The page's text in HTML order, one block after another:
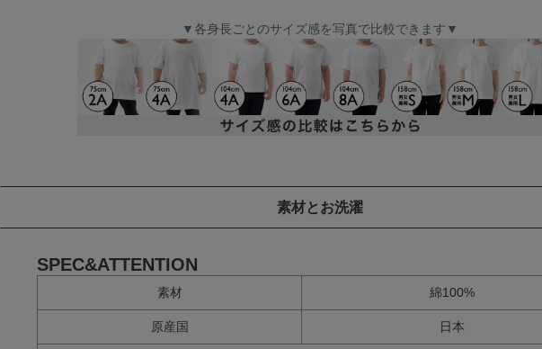
▼各身長ごとのサイズ感を写真で比較できます▼
素材とお洗濯
SPEC&ATTENTION
素材 綿100%
原産国 日本